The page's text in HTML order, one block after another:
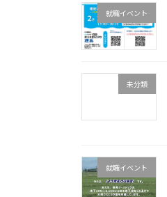
就職イベント
未分類
就職イベント